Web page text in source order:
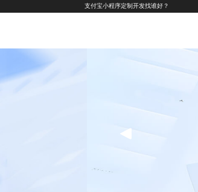
支付宝小程序定制开发找谁好？